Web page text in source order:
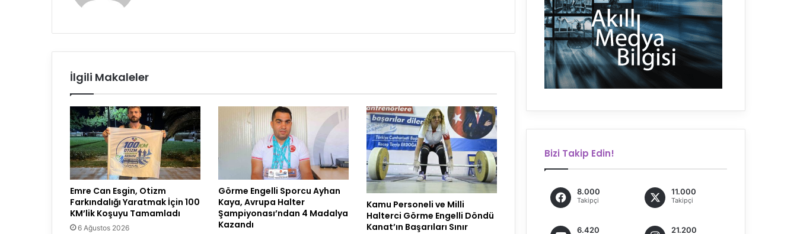
İlgili Makaleler
Emre Can Esgin, Otizm
Farkındalığı Yaratmak İçin 100
KM’lik Koşuyu Tamamladı
6 Ağustos 2026
Görme Engelli Sporcu Ayhan
Kaya, Avrupa Halter
Şampiyonası’ndan 4 Madalya
Kazandı
Kamu Personeli ve Milli
Halterci Görme Engelli Döndü
Kanat’ın Başarıları Sınır
Bizi Takip Edin!
8.000
Takipçi
11.000
Takipçi
6.420 21.200